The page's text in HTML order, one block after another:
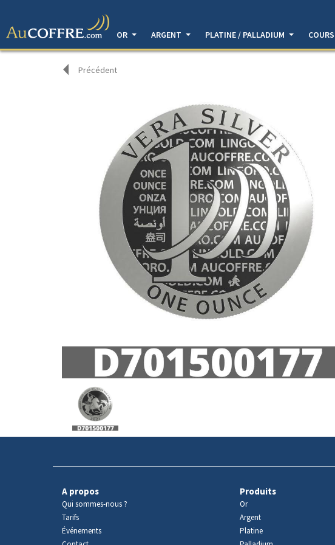
OR
ARGENT PLATINE / PALLADIUM COURS
Précédent
produit
A propos
Qui sommes-nous ?
Tarifs
Événements
Produits
Or
Argent
Platine